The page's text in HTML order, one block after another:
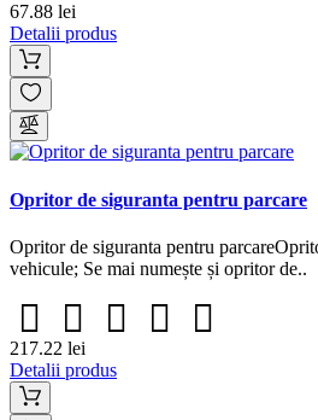
67.88 lei
Detalii produs
Opritor de siguranta pentru parcare
Opritor de siguranta pentru
vehicule; Se mai numește și opritor de..
217.22 lei
Detalii produs